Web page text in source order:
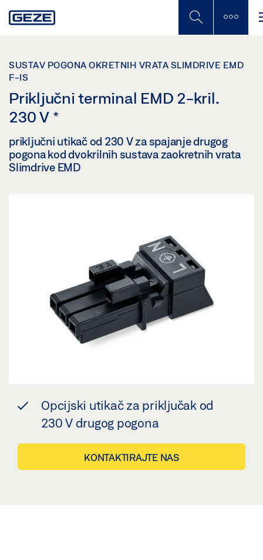
to
SUSTAV POGONA OKRETNIH VRATA SLIMDRIVE EMD
F-IS
Priključni terminal EMD 2-kril.
230 V *
priključni utikač od 230 V za spajanje drugog
pogona kod dvokrilnih sustava zaokretnih vrata
Slimdrive EMD
Opcijski utikač za priključak od
230 V drugog pogona
KONTAKTIRAJTE NAS